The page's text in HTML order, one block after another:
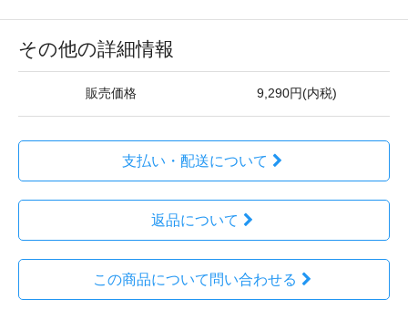
その他の詳細情報
販売価格 9,290円(内税)
支払い・配送について
返品について
この商品について問い合わせる